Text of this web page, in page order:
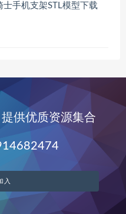
手机支架STL模型下载
供优质资源集合
入